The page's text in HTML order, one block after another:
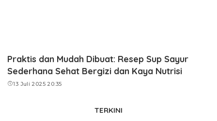
Praktis dan Mudah Dibuat: Resep Sup Sayur
Sederhana Sehat Bergizi dan Kaya Nutrisi
13 Juli 2025 20:35
TERKINI